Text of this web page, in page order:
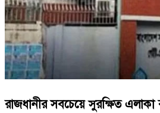
রাজধানীর সবচেয়ে সুরক্ষিত এলাকা